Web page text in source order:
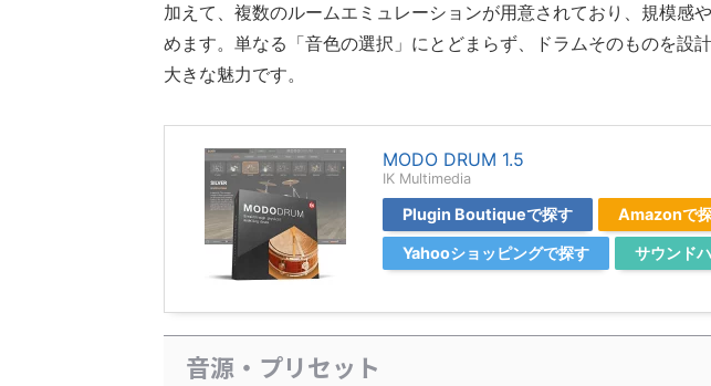
加えて、複数のルームエミュレーションが用意されており、規模感
めます。単なる「音色の選択」にとどまらず、ドラムそのものを設
大きな魅力です。
MODO DRUM 1.5
IK Multimedia
Plugin Boutiqueで探す Amazonで
Yahooショッピングで探す サウンド
音源・プリセット